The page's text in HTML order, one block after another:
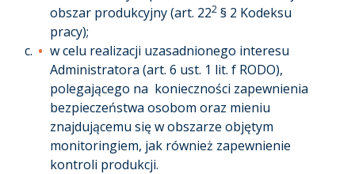
obszar produkcyjny (art. 222§ 2 Kodeksu
pracy);
w celu realizacji uzasadnionego interesu
Administratora (art. 6 ust. 1 lit. f RODO),
polegającego na konieczności zapewnienia
bezpieczeństwa osobom oraz mieniu
znajdującemu się w obszarze objętym
monitoringiem, jak również zapewnienie
kontroli produkcji.